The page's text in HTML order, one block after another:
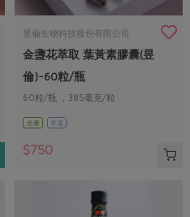
昱倫生物科技股份有限公司
金盞花萃取 葉黃素膠囊(昱
倫)-60粒/瓶
60粒/瓶 ，385毫克/粒
全素 常溫
$750